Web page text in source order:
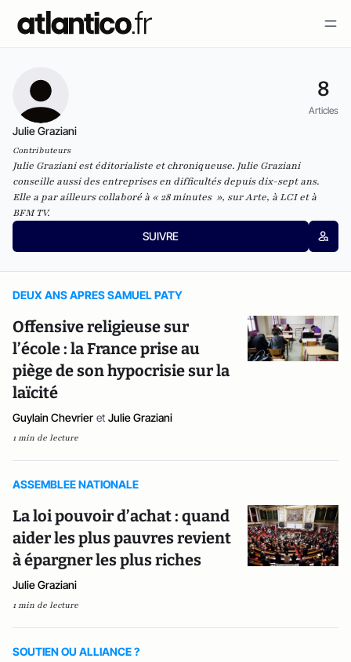
8
Articles
Julie Graziani
Contributeurs
Julie Graziani est éditorialiste et chroniqueuse. Julie Graziani
conseille aussi des entreprises en difficultés depuis dix-sept ans.
Elle a par ailleurs collaboré à « 28 minutes », sur Arte, à LCI et à
BFM TV.
SUIVRE
DEUX ANS APRES SAMUEL PATY
Offensive religieuse sur
l’école : la France prise au
piège de son hypocrisie sur la
laïcité
Guylain Chevrier et Julie Graziani
1 min de lecture
ASSEMBLEE NATIONALE
La loi pouvoir d’achat : quand
aider les plus pauvres revient
à épargner les plus riches
Julie Graziani
1 min de lecture
SOUTIEN OU ALLIANCE ?